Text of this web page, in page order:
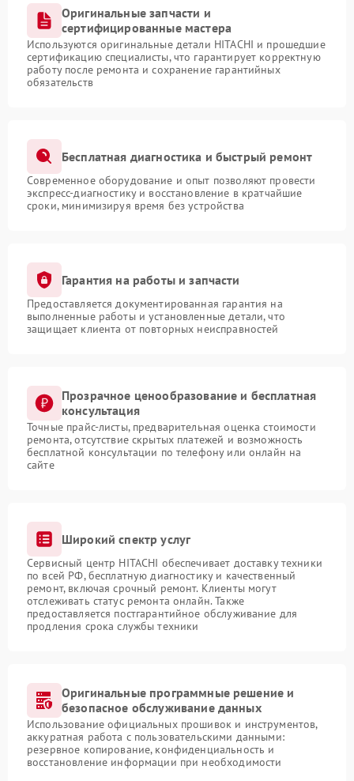
Оригинальные запчасти и
сертифицированные мастера
Используются оригинальные детали HITACHI и прошедшие
сертификацию специалисты, что гарантирует корректную
работу после ремонта и сохранение гарантийных
обязательств
Бесплатная диагностика и быстрый ремонт
Современное оборудование и опыт позволяют провести
экспресс-диагностику и восстановление в кратчайшие
сроки, минимизируя время без устройства
Гарантия на работы и запчасти
Предоставляется документированная гарантия на
выполненные работы и установленные детали, что
защищает клиента от повторных неисправностей
Прозрачное ценообразование и бесплатная
консультация
Точные прайс-листы, предварительная оценка стоимости
ремонта, отсутствие скрытых платежей и возможность
бесплатной консультации по телефону или онлайн на
сайте
Широкий спектр услуг
Сервисный центр HITACHI обеспечивает доставку техники
по всей РФ, бесплатную диагностику и качественный
ремонт, включая срочный ремонт. Клиенты могут
отслеживать статус ремонта онлайн. Также
предоставляется постгарантийное обслуживание для
продления срока службы техники
Оригинальные программные решение и
безопасное обслуживание данных
Использование официальных прошивок и инструментов,
аккуратная работа с пользовательскими данными:
резервное копирование, конфиденциальность и
восстановление информации при необходимости